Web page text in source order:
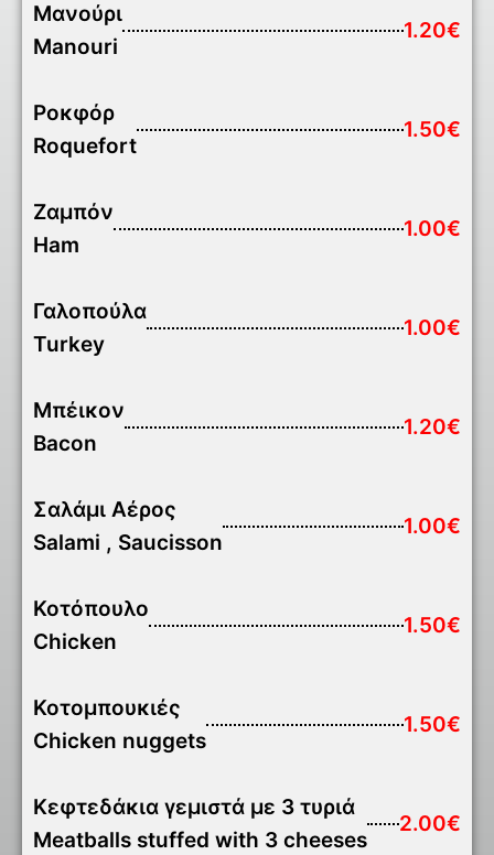
Μανούρι
Manouri
1.20€
Ροκφόρ
Roquefort
1.50€
Ζαμπόν
Ham
1.00€
Γαλοπούλα
Turkey
1.00€
Μπέικον
Bacon
1.20€
Σαλάμι Αέρος
Salami , Saucisson
1.00€
Κοτόπουλο
Chicken
1.50€
Κοτομπουκιές
Chicken nuggets
1.50€
Κεφτεδάκια γεμιστά με 3 τυριά
Meatballs stuffed with 3 cheeses
2.00€